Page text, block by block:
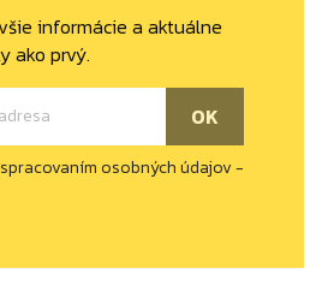
informácie a aktuálne
ako prvý.
osobných údajov -